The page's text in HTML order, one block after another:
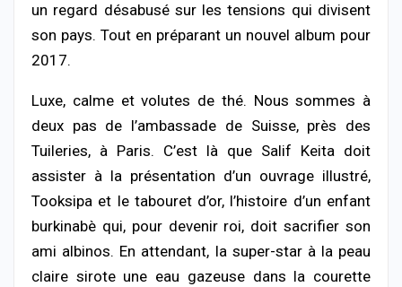
un regard désabusé sur les tensions qui divisent
son pays. Tout en préparant un nouvel album pour
2017.
Luxe, calme et volutes de thé. Nous sommes à
deux pas de l’ambassade de Suisse, près des
Tuileries, à Paris. C’est là que Salif Keita doit
assister à la présentation d’un ouvrage illustré,
Tooksipa et le tabouret d’or, l’histoire d’un enfant
burkinabè qui, pour devenir roi, doit sacrifier son
ami albinos. En attendant, la super-star à la peau
claire sirote une eau gazeuse dans la courette